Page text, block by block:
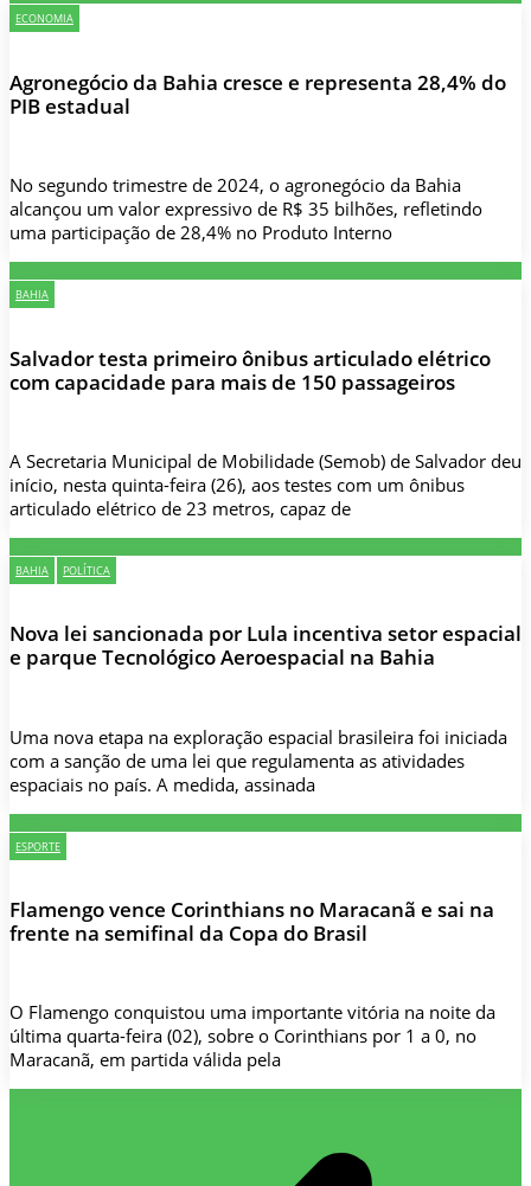
ECONOMIA
Agronegócio da Bahia cresce e representa 28,4% do
PIB estadual
No segundo trimestre de 2024, o agronegócio da Bahia
alcançou um valor expressivo de R$ 35 bilhões, refletindo
uma participação de 28,4% no Produto Interno
BAHIA
Salvador testa primeiro ônibus articulado elétrico
com capacidade para mais de 150 passageiros
A Secretaria Municipal de Mobilidade (Semob) de Salvador deu
início, nesta quinta-feira (26), aos testes com um ônibus
articulado elétrico de 23 metros, capaz de
BAHIA POLÍTICA
Nova lei sancionada por Lula incentiva setor espacial
e parque Tecnológico Aeroespacial na Bahia
Uma nova etapa na exploração espacial brasileira foi iniciada
com a sanção de uma lei que regulamenta as atividades
espaciais no país. A medida, assinada
ESPORTE
Flamengo vence Corinthians no Maracanã e sai na
frente na semifinal da Copa do Brasil
O Flamengo conquistou uma importante vitória na noite da
última quarta-feira (02), sobre o Corinthians por 1 a 0, no
Maracanã, em partida válida pela